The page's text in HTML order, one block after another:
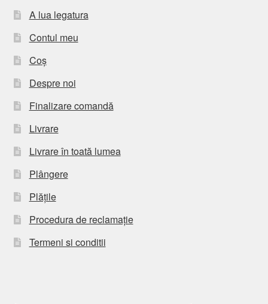
A lua legatura
Contul meu
Coș
Despre noi
Finalizare comandă
Livrare
Livrare în toată lumea
Plângere
Plățile
Procedura de reclamație
Termeni si conditii